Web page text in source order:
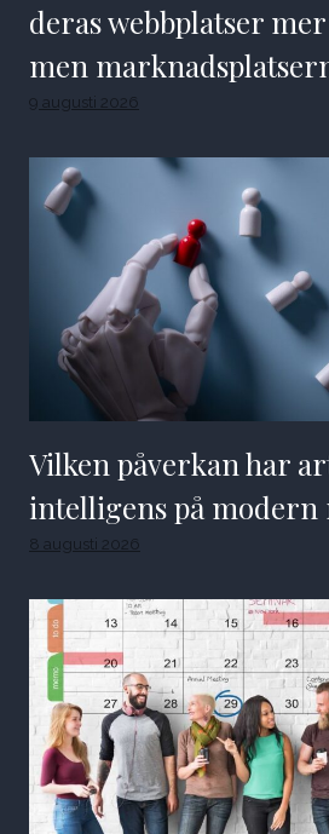
deras webbplatser
men
9 augusti 2026
Vilken påverkan har
intelligens på
8 augusti 2026